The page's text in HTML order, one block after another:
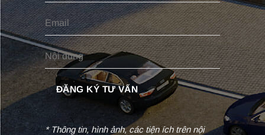
* Thông tin, hình ảnh, các tiện ích trên nội